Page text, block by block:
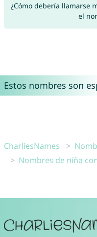
¿Cómo debería llamarse
el
Estos nombres son
CharliesNames
Nombres de niña